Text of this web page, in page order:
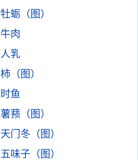
牡蛎（图）
牛肉
人乳
柿（图）
时鱼
薯蓣（图）
天门冬（图）
五味子（图）